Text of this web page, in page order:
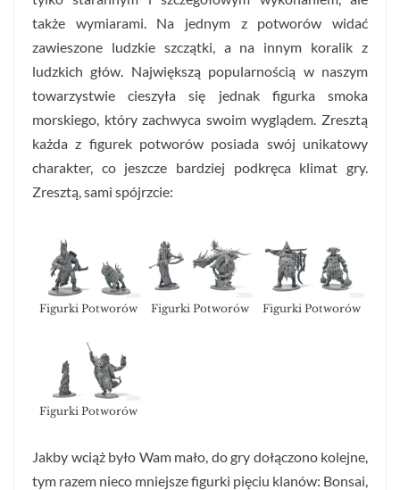
także wymiarami. Na jednym z potworów widać
zawieszone ludzkie szczątki, a na innym koralik z
ludzkich głów. Największą popularnością w naszym
towarzystwie cieszyła się jednak figurka smoka
morskiego, który zachwyca swoim wyglądem. Zresztą
każda z figurek potworów posiada swój unikatowy
charakter, co jeszcze bardziej podkręca klimat gry.
Zresztą, sami spójrzcie:
Figurki Potworów Figurki Potworów Figurki Potworów
Figurki Potworów
Jakby wciąż było Wam mało, do gry dołączono kolejne,
tym razem nieco mniejsze figurki pięciu klanów: Bonsai,